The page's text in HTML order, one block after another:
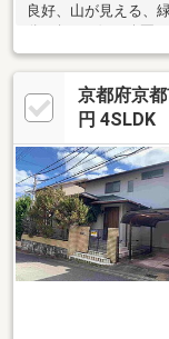
良好、山が見える、
分■ 向かい側は公園
空家■ 室内丁寧にお
り■ 全居室フローリ
不動産 京都御池営
客様の立場に立って
京都府京
円 4SLDK